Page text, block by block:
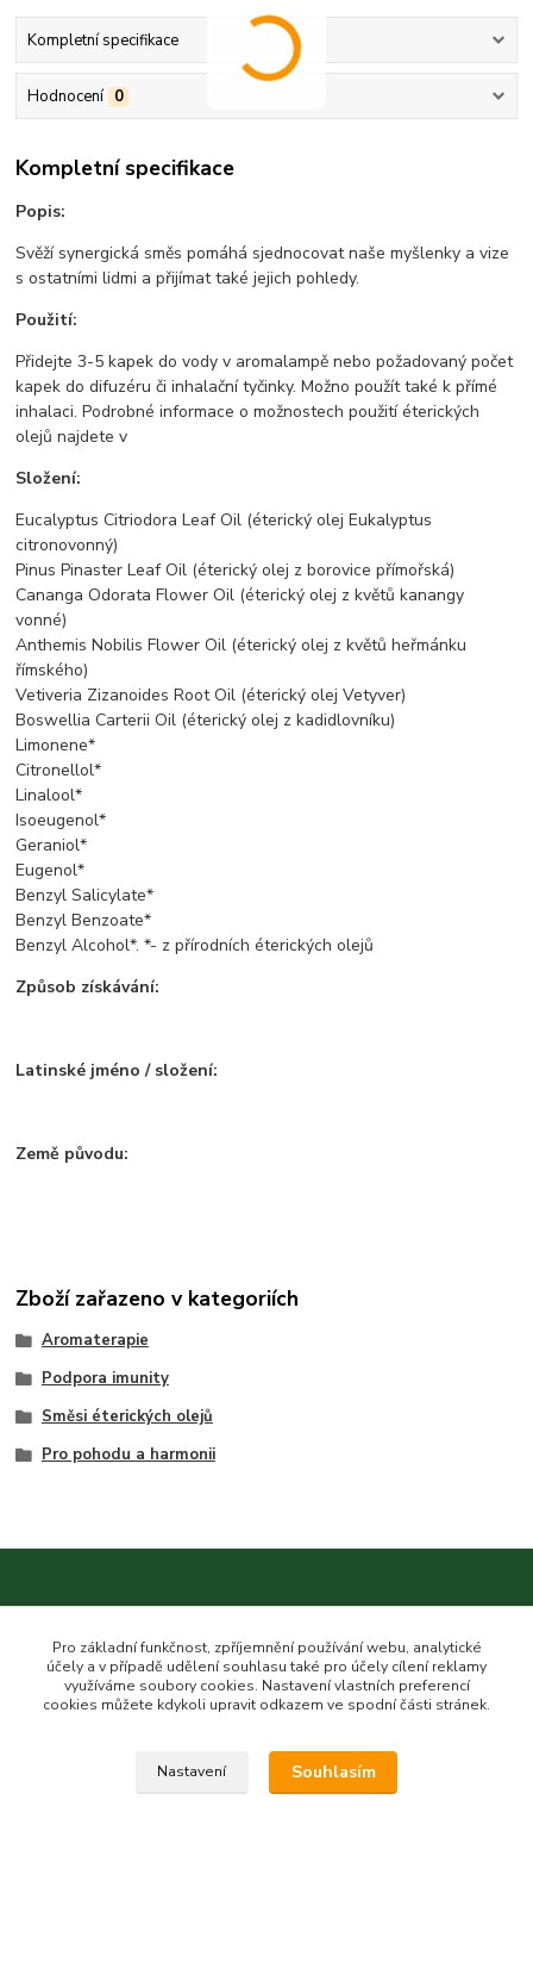
Kompletní specifikace
Hodnocení 0
Kompletní specifikace
Popis:
Svěží synergická směs pomáhá sjednocovat naše myšlenky a vize
s ostatními lidmi a přijímat také jejich pohledy.
Použití:
Přidejte 3-5 kapek do vody v aromalampě nebo požadovaný počet
kapek do difuzéru či inhalační tyčinky. Možno použít také k přímé
inhalaci. Podrobné informace o možnostech použití éterických
olejů najdete v
Složení:
Eucalyptus Citriodora Leaf Oil (éterický olej Eukalyptus
citronovonný)
Pinus Pinaster Leaf Oil (éterický olej z borovice přímořská)
Cananga Odorata Flower Oil (éterický olej z květů kanangy
vonné)
Anthemis Nobilis Flower Oil (éterický olej z květů heřmánku
římského)
Vetiveria Zizanoides Root Oil (éterický olej Vetyver)
Boswellia Carterii Oil (éterický olej z kadidlovníku)
Limonene*
Citronellol*
Linalool*
Isoeugenol*
Geraniol*
Eugenol*
Benzyl Salicylate*
Benzyl Benzoate*
Benzyl Alcohol*. *- z přírodních éterických olejů
Způsob získávání:
Latinské jméno / složení:
Země původu:
Zboží zařazeno v kategoriích
Aromaterapie
Podpora imunity
Směsi éterických olejů
Pro pohodu a harmonii
Pro základní funkčnost, zpříjemnění používání webu, analytické
účely a v případě udělení souhlasu také pro účely cílení reklamy
využíváme soubory cookies. Nastavení vlastních preferencí
cookies můžete kdykoli upravit odkazem ve spodní části stránek.
Nastavení Souhlasím